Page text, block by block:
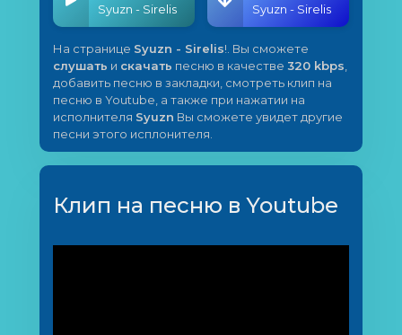
Syuzn - Sirelis Syuzn - Sirelis
На странице Syuzn - Sirelis!. Вы сможете
слушать и скачать песню в качестве 320 kbps
добавить песню в закладки, смотреть клип на
песню в Youtube, а также при нажатии на
исполнителя Syuzn Вы сможете увидет другие
песни этого исплонителя.
Клип на песню в Youtube